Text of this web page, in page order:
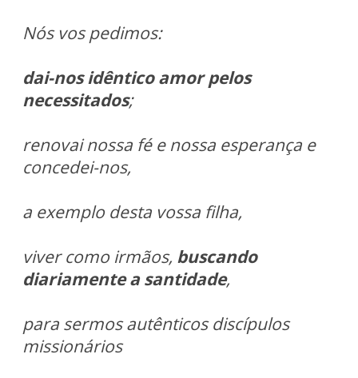
Nós vos pedimos:
dai-nos idêntico amor pelos
necessitados;
renovai nossa fé e nossa esperança e
concedei-nos,
a exemplo desta vossa filha,
viver como irmãos, buscando
diariamente a santidade,
para sermos autênticos discípulos
missionários